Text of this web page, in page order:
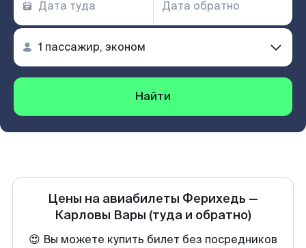
Найти
Цены на авиабилеты Ферихедь —
Карловы Вары (туда и обратно)
😍 Вы можете купить билет без посредников